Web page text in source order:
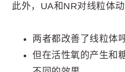
此外，UA和NR对线粒体
两者都改善了线粒体
但在活性氧的产生和